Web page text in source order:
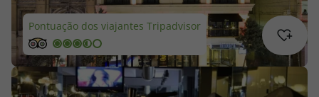
Rede de Lojas
Blog TopViagens
Pontuação dos viajantes Tripadvisor